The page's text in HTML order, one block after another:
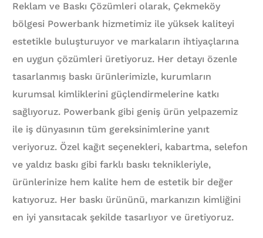
Reklam ve Baskı Çözümleri olarak, Çekmeköy
bölgesi Powerbank hizmetimiz ile yüksek kaliteyi
estetikle buluşturuyor ve markaların ihtiyaçlarına
en uygun çözümleri üretiyoruz. Her detayı özenle
tasarlanmış baskı ürünlerimizle, kurumların
kurumsal kimliklerini güçlendirmelerine katkı
sağlıyoruz. Powerbank gibi geniş ürün yelpazemiz
ile iş dünyasının tüm gereksinimlerine yanıt
veriyoruz. Özel kağıt seçenekleri, kabartma, selefon
ve yaldız baskı gibi farklı baskı teknikleriyle,
ürünlerinize hem kalite hem de estetik bir değer
katıyoruz. Her baskı ürününü, markanızın kimliğini
en iyi yansıtacak şekilde tasarlıyor ve üretiyoruz.